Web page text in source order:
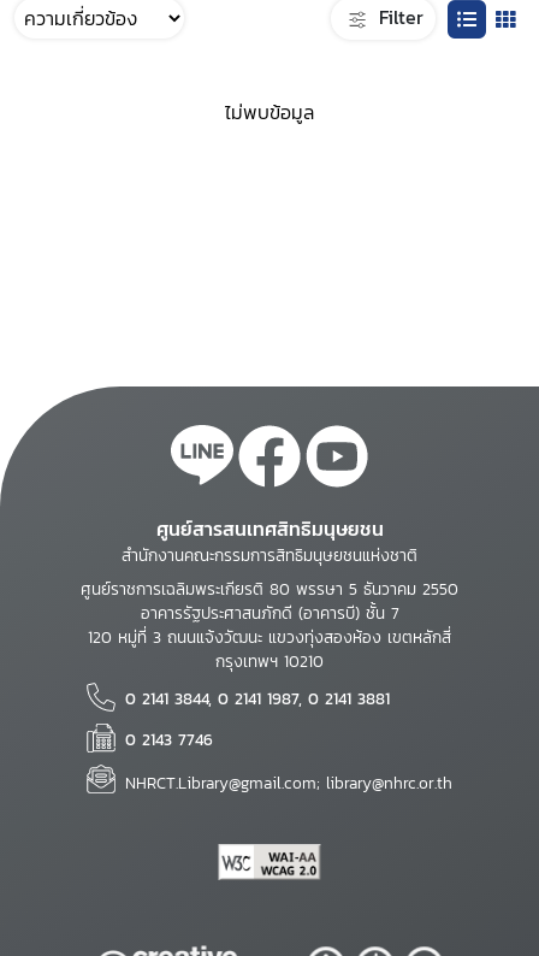
Filter
ไม่พบข้อมูล
ศูนย์สารสนเทศสิทธิมนุษยชน
สำนักงานคณะกรรมการสิทธิมนุษยชนแห่งชาติ
ศูนย์ราชการเฉลิมพระเกียรติ 80 พรรษา 5 ธันวาคม 2550
อาคารรัฐประศาสนภักดี (อาคารบี) ชั้น 7
120 หมู่ที่ 3 ถนนแจ้งวัฒนะ แขวงทุ่งสองห้อง เขตหลักสี่
กรุงเทพฯ 10210
0 2141 3844, 0 2141 1987, 0 2141 3881
0 2143 7746
NHRCT.Library@gmail.com; library@nhrc.or.th